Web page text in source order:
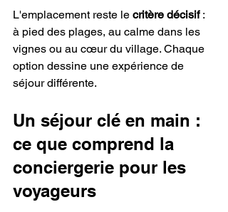
L'emplacement reste le critère décisif :
à pied des plages, au calme dans les
vignes ou au cœur du village. Chaque
option dessine une expérience de
séjour différente.
Un séjour clé en main :
ce que comprend la
conciergerie pour les
voyageurs